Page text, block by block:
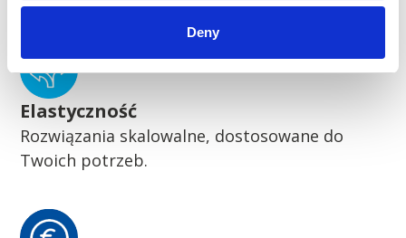
Deny
Elastyczność
Rozwiązania skalowalne, dostosowane do
Twoich potrzeb.